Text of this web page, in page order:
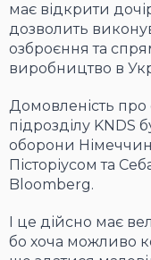
має відкрити
дозволить
озброєння та
виробництво в
Домовленість про
підрозділу KNDS
оборони
Пісторіусом та
Bloomberg.
І це дійсно має
бо хоча можливо